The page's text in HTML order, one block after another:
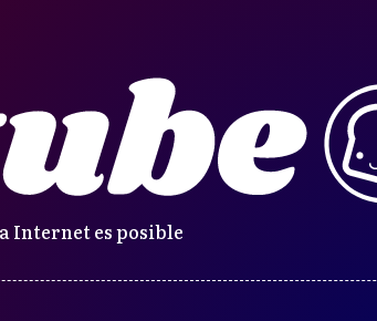
Internet es posible